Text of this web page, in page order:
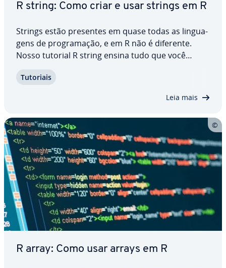
R string: Como criar e usar strings em R
Strings estão presentes em quase todas as lin­gua­
gens de pro­gra­ma­ção, e em R não é diferente.
Nosso tutorial R string ensina tudo que você
funções mais úteis. Aprenda como criar,
Tutoriais
Leia mais
R array: Como usar arrays em R